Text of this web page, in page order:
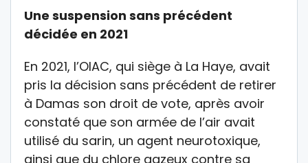
Une suspension sans précédent
décidée en 2021
En 2021, l’OIAC, qui siège à La Haye, avait
pris la décision sans précédent de retirer
à Damas son droit de vote, après avoir
constaté que son armée de l’air avait
utilisé du sarin, un agent neurotoxique,
ainsi que du chlore gazeux contre sa